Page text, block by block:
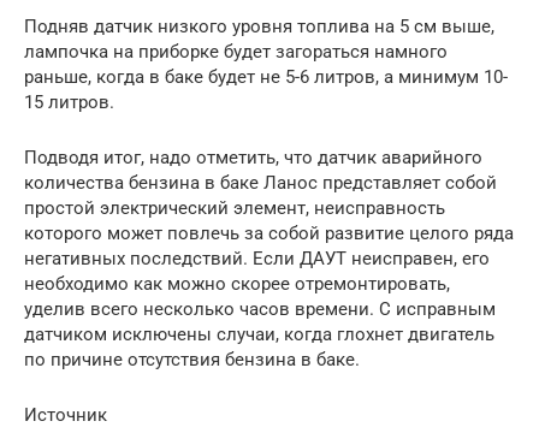
Подняв датчик низкого уровня топлива на 5 см выше,
лампочка на приборке будет загораться намного
раньше, когда в баке будет не 5-6 литров, а минимум 10-
15 литров.
Подводя итог, надо отметить, что датчик аварийного
количества бензина в баке Ланос представляет собой
простой электрический элемент, неисправность
которого может повлечь за собой развитие целого ряда
негативных последствий. Если ДАУТ неисправен, его
необходимо как можно скорее отремонтировать,
уделив всего несколько часов времени. С исправным
датчиком исключены случаи, когда глохнет двигатель
по причине отсутствия бензина в баке.
Источник